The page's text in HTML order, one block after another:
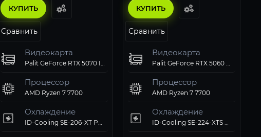
КУПИТЬ
Сравнить
Видеокарта
Palit GeForce RTX 5070 Infinity 3 OC
Процессор
AMD Ryzen 7 7700
Охлаждение
ID-Cooling SE-206-XT PWM
КУПИТЬ
Сравнить
Видеокарта
Palit GeForce RTX 5060 Ti Infinity 3 OC
Процессор
AMD Ryzen 7 7700
Охлаждение
ID-Cooling SE-224-XTS ARGB PWM